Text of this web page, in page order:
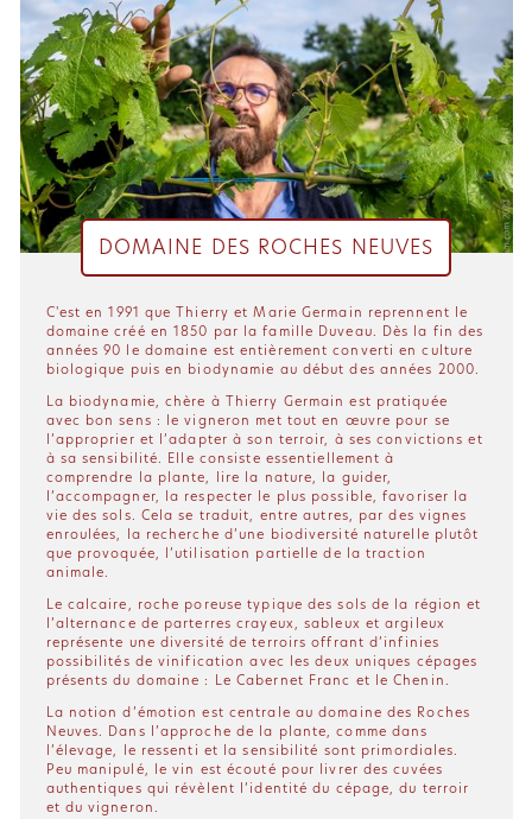
DOMAINE DES ROCHES NEUVES
C'est en 1991 que Thierry et Marie Germain reprennent le
domaine créé en 1850 par la famille Duveau. Dès la fin des
années 90 le domaine est entièrement converti en culture
biologique puis en biodynamie au début des années 2000.
La biodynamie, chère à Thierry Germain est pratiquée
avec bon sens : le vigneron met tout en œuvre pour se
l’approprier et l’adapter à son terroir, à ses convictions et
à sa sensibilité. Elle consiste essentiellement à
comprendre la plante, lire la nature, la guider,
l’accompagner, la respecter le plus possible, favoriser la
vie des sols. Cela se traduit, entre autres, par des vignes
enroulées, la recherche d’une biodiversité naturelle plutôt
que provoquée, l’utilisation partielle de la traction
animale.
Le calcaire, roche poreuse typique des sols de la région et
l’alternance de parterres crayeux, sableux et argileux
représente une diversité de terroirs offrant d’infinies
possibilités de vinification avec les deux uniques cépages
présents du domaine : Le Cabernet Franc et le Chenin.
La notion d’émotion est centrale au domaine des Roches
Neuves. Dans l’approche de la plante, comme dans
l’élevage, le ressenti et la sensibilité sont primordiales.
Peu manipulé, le vin est écouté pour livrer des cuvées
authentiques qui révèlent l’identité du cépage, du terroir
et du vigneron.